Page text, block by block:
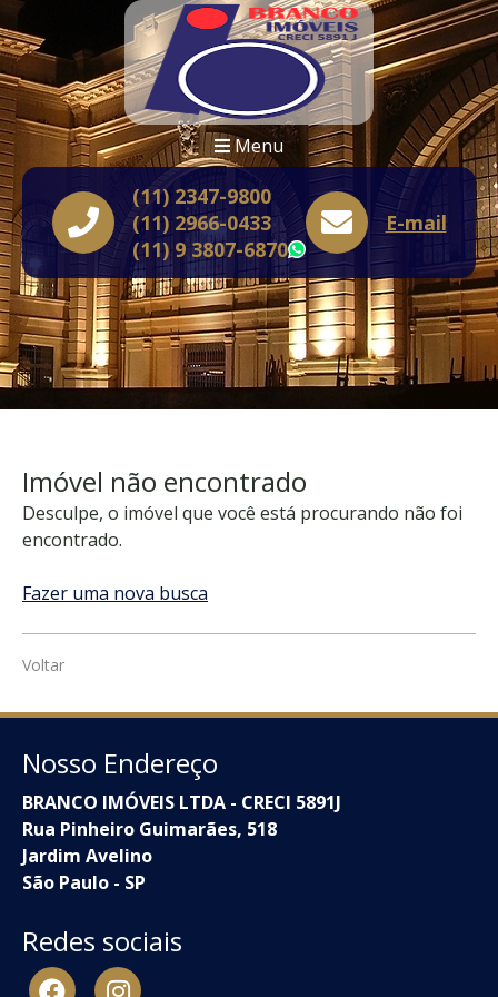
Menu
(11) 2347-9800
(11) 2966-0433
(11) 9 3807-6870
WhatsApp
E-mail
Imóvel não encontrado
Desculpe, o imóvel que você está procurando não foi
encontrado.
Fazer uma nova busca
Voltar
Nosso Endereço
BRANCO IMÓVEIS LTDA - CRECI 5891J
Rua Pinheiro Guimarães, 518
Jardim Avelino
São Paulo - SP
Redes sociais